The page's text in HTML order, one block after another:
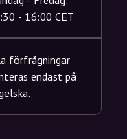
- 16:00 CET
förfrågningar
endast på